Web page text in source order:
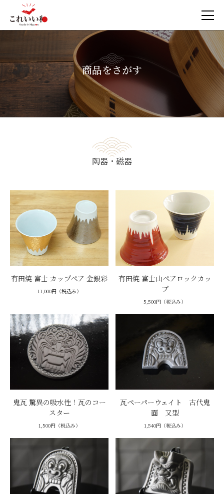
商品をさがす
陶器・磁器
有田焼 富士 カップペア 金銀彩
11,000円（税込み）
有田焼 富士山ペアロックカッ
プ
5,500円（税込み）
鬼瓦 驚異の吸水性！瓦のコー
スター
1,500円（税込み）
瓦ペーパーウェイト 古代鬼
面 又型
1,540円（税込み）